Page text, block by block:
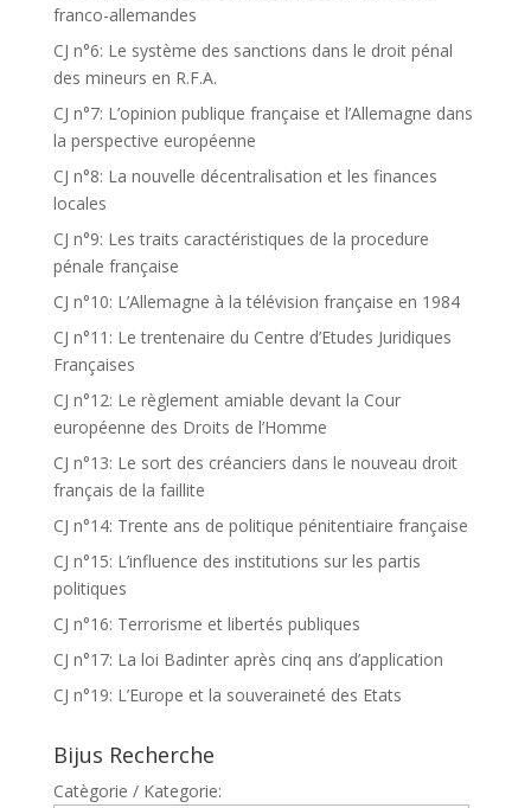
franco-allemandes
CJ n°6: Le système des sanctions dans le droit pénal
des mineurs en R.F.A.
CJ n°7: L’opinion publique française et l’Allemagne dans
la perspective européenne
CJ n°8: La nouvelle décentralisation et les finances
locales
CJ n°9: Les traits caractéristiques de la procedure
pénale française
CJ n°10: L’Allemagne à la télévision française en 1984
CJ n°11: Le trentenaire du Centre d’Etudes Juridiques
Françaises
CJ n°12: Le règlement amiable devant la Cour
européenne des Droits de l’Homme
CJ n°13: Le sort des créanciers dans le nouveau droit
français de la faillite
CJ n°14: Trente ans de politique pénitentiaire française
CJ n°15: L’influence des institutions sur les partis
politiques
CJ n°16: Terrorisme et libertés publiques
CJ n°17: La loi Badinter après cinq ans d’application
CJ n°19: L’Europe et la souveraineté des Etats
Bijus Recherche
Catègorie / Kategorie: